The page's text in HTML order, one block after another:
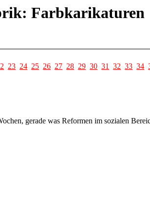
Farbkarikaturen
23 24 25 26 27 28 29 30 31 32 33 34
gerade was Reformen im sozialen